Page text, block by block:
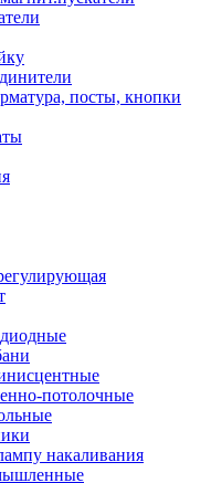
посты, кнопки
потолочные
накаливания